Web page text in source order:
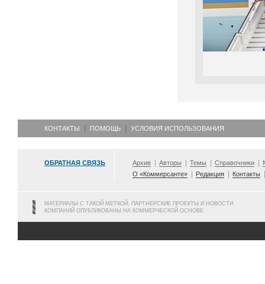
КОНТАКТЫ ПОМОЩЬ УСЛОВИЯ ИСПОЛЬЗОВАНИЯ
ОБРАТНАЯ СВЯЗЬ Архив Авторы Темы Справочники
О «Коммерсанте»
Редакция Контакты
МАТЕРИАЛЫ С ТАКОЙ МЕТКОЙ, ПАРТНЕРСКИЕ ПРОЕКТЫ И НОВОСТИ
КОМПАНИЙ ОПУБЛИКОВАНЫ НА КОММЕРЧЕСКОЙ ОСНОВЕ